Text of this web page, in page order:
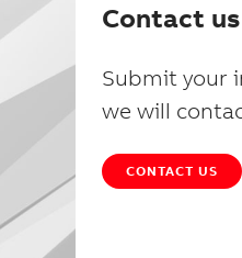
Contact us
Submit your
we will
CONTACT US